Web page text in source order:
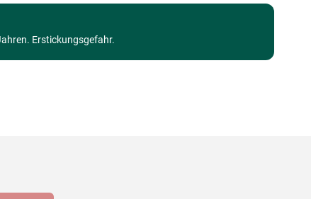
Puzzle für Erwachsene (500 bis 48000 Teile)
Erstickungsgefahr.